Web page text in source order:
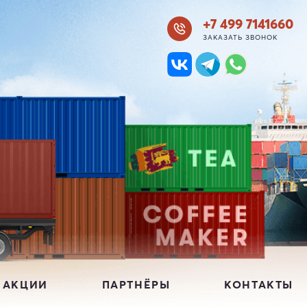
+7 499 7141660
ЗАКАЗАТЬ ЗВОНОК
ПАРТНЁРЫ КОНТАКТЫ